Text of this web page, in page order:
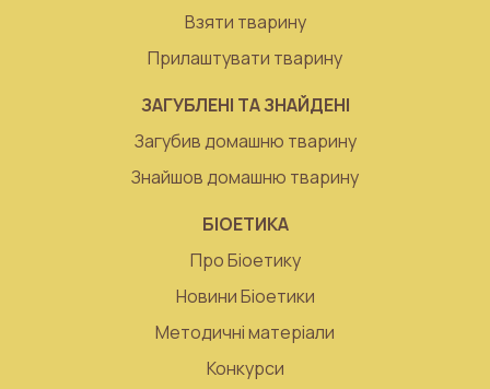
Взяти тварину
Прилаштувати тварину
ЗАГУБЛЕНІ ТА ЗНАЙДЕНІ
Загубив домашню тварину
Знайшов домашню тварину
БІОЕТИКА
Про Біоетику
Новини Біоетики
Методичні матеріали
Конкурси